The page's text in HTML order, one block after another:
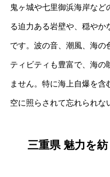
鬼ヶ城や七里御浜海岸など
る迫力ある岩壁や、穏やか
です。波の音、潮風、海の
ティビティも豊富で、海の
ません。特に海上自爆を
空に照らされて忘れられな
三重県 魅力を